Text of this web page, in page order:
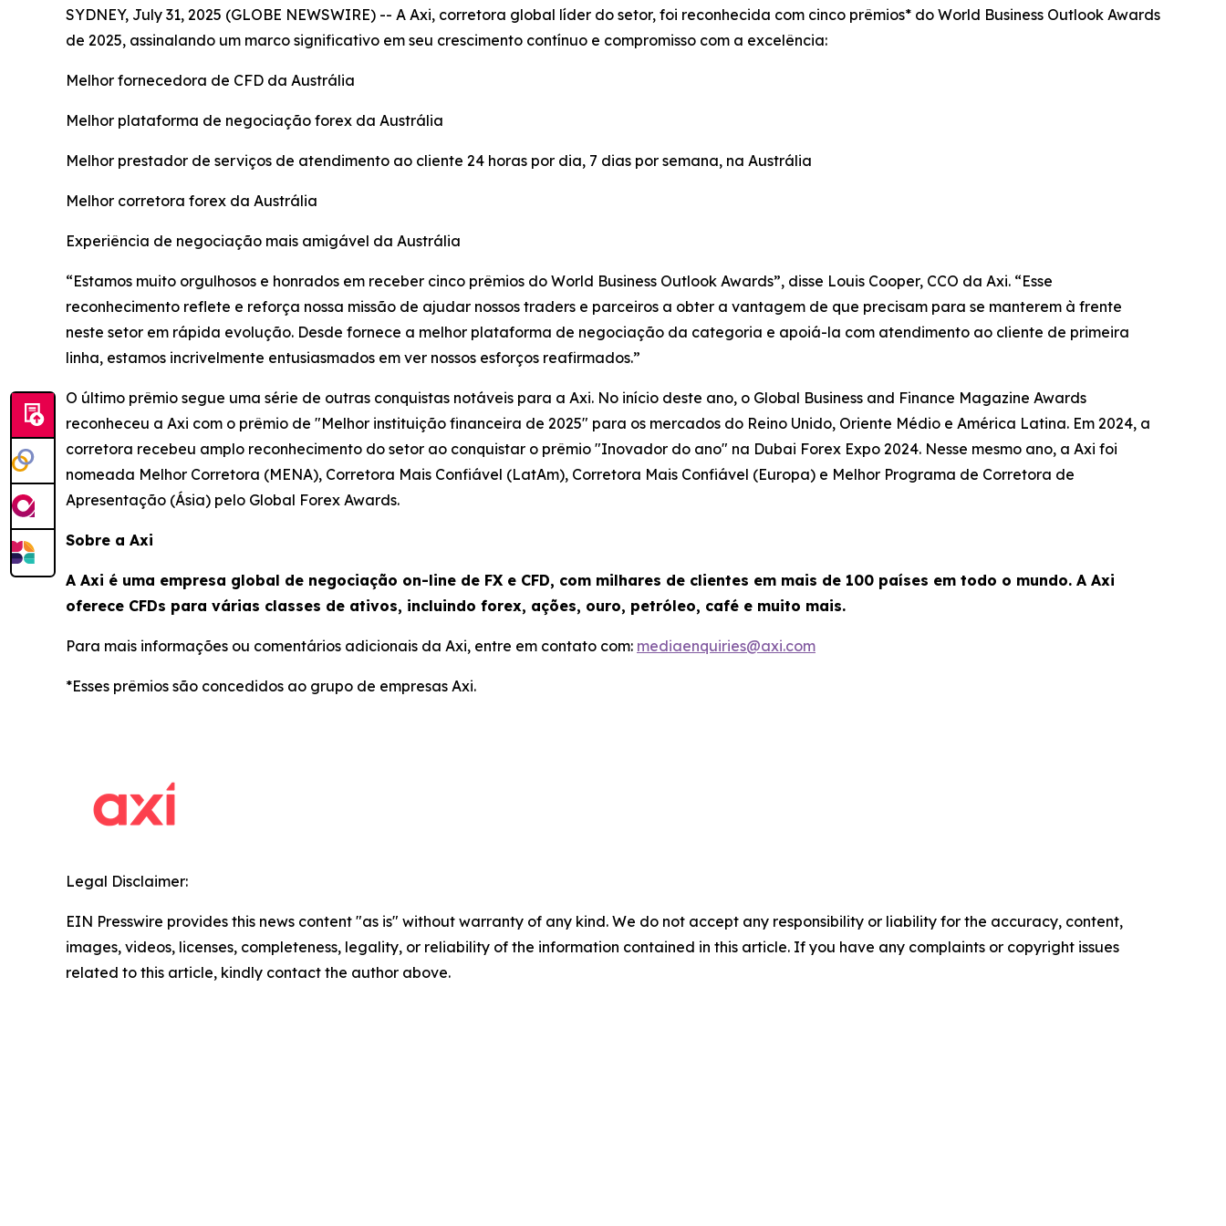
SYDNEY, July 31, 2025 (GLOBE NEWSWIRE) -- A Axi, corretora global líder do setor, foi reconhecida com cinco prêmios* do World Business Outlook Awards
de 2025, assinalando um marco significativo em seu crescimento contínuo e compromisso com a excelência:
Melhor fornecedora de CFD da Austrália
Melhor plataforma de negociação forex da Austrália
Melhor prestador de serviços de atendimento ao cliente 24 horas por dia, 7 dias por semana, na Austrália
Melhor corretora forex da Austrália
Experiência de negociação mais amigável da Austrália
“Estamos muito orgulhosos e honrados em receber cinco prêmios do World Business Outlook Awards”, disse Louis Cooper, CCO da Axi. “Esse
reconhecimento reflete e reforça nossa missão de ajudar nossos traders e parceiros a obter a vantagem de que precisam para se manterem à frente
neste setor em rápida evolução. Desde fornece a melhor plataforma de negociação da categoria e apoiá-la com atendimento ao cliente de primeira
linha, estamos incrivelmente entusiasmados em ver nossos esforços reafirmados.”
O último prêmio segue uma série de outras conquistas notáveis para a Axi. No início deste ano, o Global Business and Finance Magazine Awards
reconheceu a Axi com o prêmio de "Melhor instituição financeira de 2025" para os mercados do Reino Unido, Oriente Médio e América Latina. Em 2024, a
corretora recebeu amplo reconhecimento do setor ao conquistar o prêmio "Inovador do ano" na Dubai Forex Expo 2024. Nesse mesmo ano, a Axi foi
nomeada Melhor Corretora (MENA), Corretora Mais Confiável (LatAm), Corretora Mais Confiável (Europa) e Melhor Programa de Corretora de
Apresentação (Ásia) pelo Global Forex Awards.
Sobre a Axi
A Axi é uma empresa global de negociação on-line de FX e CFD, com milhares de clientes em mais de 100 países em todo o mundo. A Axi
oferece CFDs para várias classes de ativos, incluindo forex, ações, ouro, petróleo, café e muito mais.
Para mais informações ou comentários adicionais da Axi, entre em contato com: mediaenquiries@axi.com
*Esses prêmios são concedidos ao grupo de empresas Axi.
Legal Disclaimer:
EIN Presswire provides this news content "as is" without warranty of any kind. We do not accept any responsibility or liability for the accuracy, content,
images, videos, licenses, completeness, legality, or reliability of the information contained in this article. If you have any complaints or copyright issues
related to this article, kindly contact the author above.